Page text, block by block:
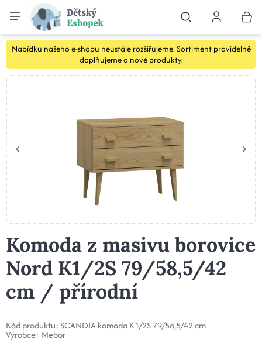
Nabídku našeho e-shopu neustále rozšiřujeme. Sortiment pravidelně
doplňujeme o nové produkty.
Komoda z masivu borovice
Nord K1/2S 79/58,5/42
cm / přírodní
Kód produktu: SCANDIA komoda K1/2S 79/58,5/42 cm
Výrobce: Mebor